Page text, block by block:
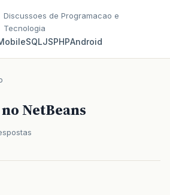
Discussoes de Programacao e
Tecnologia
SQLJSPHPAndroid
NetBeans